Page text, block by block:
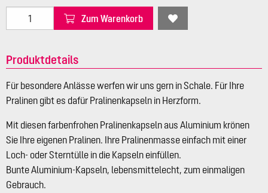
Zum Warenkorb
Produktdetails
Für besondere Anlässe werfen wir uns gern in Schale. Für Ihre
Pralinen gibt es dafür Pralinenkapseln in Herzform.
Mit diesen farbenfrohen Pralinenkapseln aus Aluminium krönen
Sie Ihre eigenen Pralinen. Ihre Pralinenmasse einfach mit einer
Loch- oder Sterntülle in die Kapseln einfüllen.
Bunte Aluminium-Kapseln, lebensmittelecht, zum einmaligen
Gebrauch.